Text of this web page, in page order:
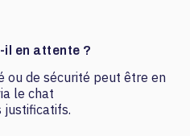
il en attente ?
ou de sécurité peut être en
le chat
justificatifs.